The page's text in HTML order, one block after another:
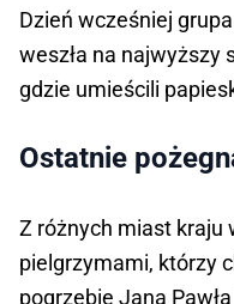
Dzień wcześniej
weszła na najwyższy
gdzie umieścili
Ostatnie
Z różnych miast kraju
pielgrzymami, którzy
pogrzebie Jana